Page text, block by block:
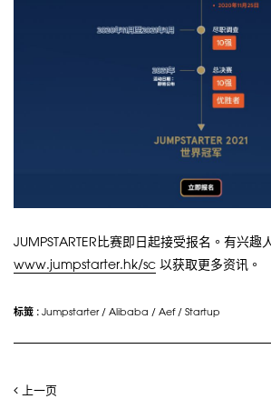
JUMPSTARTER比赛即日起接受报名。有兴趣
www.jumpstarter.hk/sc 以获取更多资讯。
标籤 : Jumpstarter/ Alibaba / Aef/ Startup
上一页